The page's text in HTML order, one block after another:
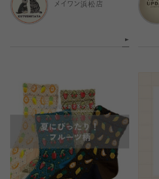
メイワン浜松店